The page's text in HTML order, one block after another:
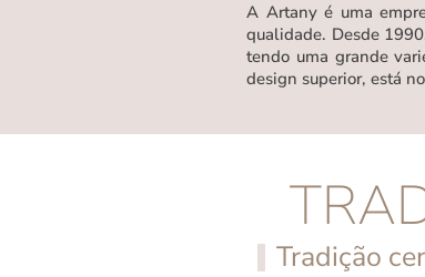
A Artany é uma
qualidade. Desde
tendo uma grande
design superior, está
Tradição